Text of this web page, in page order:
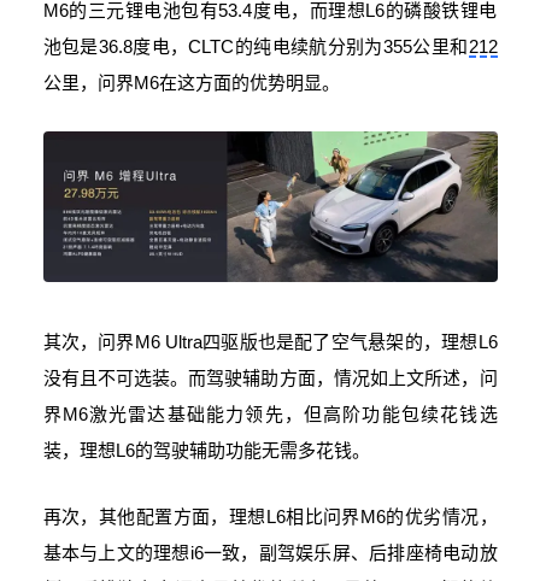
M6的三元锂电池包有53.4度电，而理想L6的磷酸铁锂电
池包是36.8度电，CLTC的纯电续航分别为355公里和212
公里，问界M6在这方面的优势明显。
其次，问界M6 Ultra四驱版也是配了空气悬架的，理想L6
没有且不可选装。而驾驶辅助方面，情况如上文所述，问
界M6激光雷达基础能力领先，但高阶功能包续花钱选
装，理想L6的驾驶辅助功能无需多花钱。
再次，其他配置方面，理想L6相比问界M6的优劣情况，
基本与上文的理想i6一致，副驾娱乐屏、后排座椅电动放